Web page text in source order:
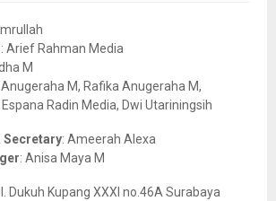
: Arief Rahman Media
M
Anugeraha M, Rafika Anugeraha M,
Radin Media, Dwi Utariningsih
Secretary: Ameerah Alexa
: Anisa Maya M
Dukuh Kupang XXXI no.46A Surabaya